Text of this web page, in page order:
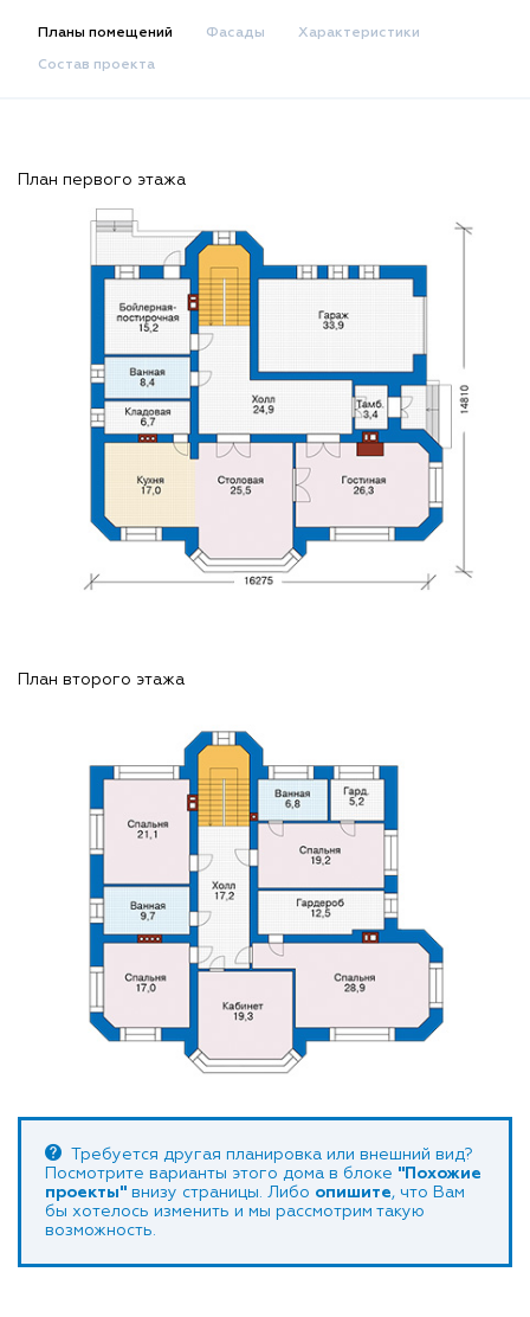
Планы помещений Фасады Характеристики
Состав проекта
План первого этажа
План второго этажа
Требуется другая планировка или внешний вид?
Посмотрите варианты этого дома в блоке "Похожие
проекты" внизу страницы. Либо опишите, что Вам
бы хотелось изменить и мы рассмотрим такую
возможность.